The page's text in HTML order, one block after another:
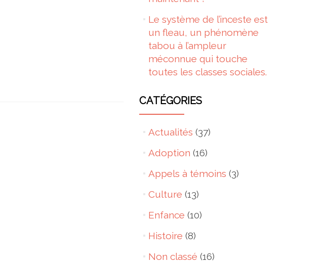
Le système de l’inceste est
un fleau, un phénomène
tabou à l’ampleur
méconnue qui touche
toutes les classes sociales.
CATÉGORIES
Actualités (37)
Adoption (16)
Appels à témoins (3)
Culture (13)
Enfance (10)
Histoire (8)
Non classé (16)